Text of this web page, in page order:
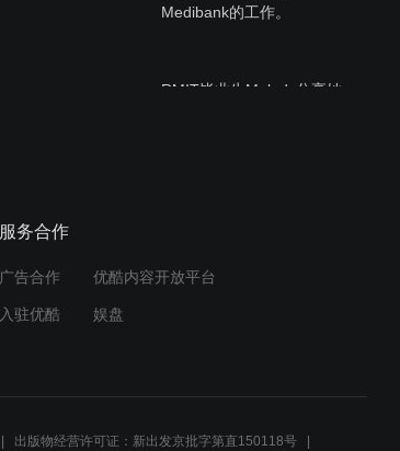
Medibank的工作。
RMIT毕业生Melody分享她
服务合作
广告合作 优酷内容开放平台
入驻优酷 娱盘
出版物经营许可证：新出发京批字第直150118号